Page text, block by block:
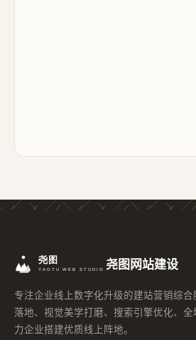
尧图网站建设
专注企业线上数字化升级的建站营销综
落地、视觉美学打磨、搜索引擎优化、
力企业搭建优质线上阵地。